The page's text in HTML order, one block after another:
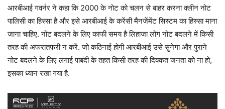
आरबीआई गवर्नर ने कहा कि 2000 के नोट को चलन से बाहर करना क्लीन नोट
पालिसी का हिस्सा है और इसे आरबीआई के करेंसी मैनजेंमेंट सिस्टम का हिस्सा माना
जाना चाहिए. नोट बदलने के लिए काफी समय है लिहाजा लोग नोट बदलने में किसी
तरह की अफरातफरी न करें. जो कठिनाई होगी आरबीआई उसे सुनेगा और पुराने
नोट बदलने के लिए लगाई पाबंदी के तहत किसी तरह की दिक्कत जनता को ना हो,
इसका ध्यान रखा गया है.